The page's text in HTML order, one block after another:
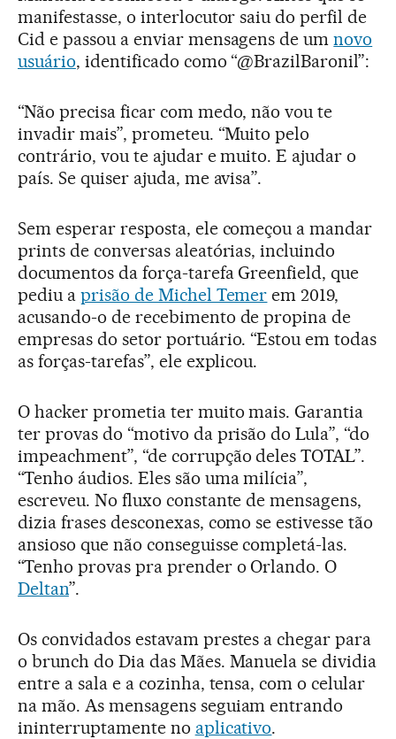
manifestasse, o interlocutor saiu do perfil de
Cid e passou a enviar mensagens de umnovo
usuário, identificado como “@BrazilBaronil”:
“Não precisa ficar com medo, não vou te
invadir mais”, prometeu. “Muito pelo
contrário, vou te ajudar e muito. E ajudar o
país. Se quiser ajuda, me avisa”.
Sem esperar resposta, ele começou a mandar
prints de conversas aleatórias, incluindo
documentos da força-tarefa Greenfield, que
pediu a prisão de Michel Temer em 2019,
acusando-o de recebimento de propina de
empresas do setor portuário. “Estou em todas
as forças-tarefas”, ele explicou.
O hacker prometia ter muito mais. Garantia
ter provas do “motivo da prisão do Lula”, “do
impeachment”, “de corrupção deles TOTAL”.
“Tenho áudios. Eles são uma milícia”,
escreveu. No fluxo constante de mensagens,
dizia frases desconexas, como se estivesse tão
ansioso que não conseguisse completá-las.
“Tenho provas pra prender o Orlando. O
Deltan”.
Os convidados estavam prestes a chegar para
o brunch do Dia das Mães. Manuela se dividia
entre a sala e a cozinha, tensa, com o celular
na mão. As mensagens seguiam entrando
ininterruptamente no aplicativo.